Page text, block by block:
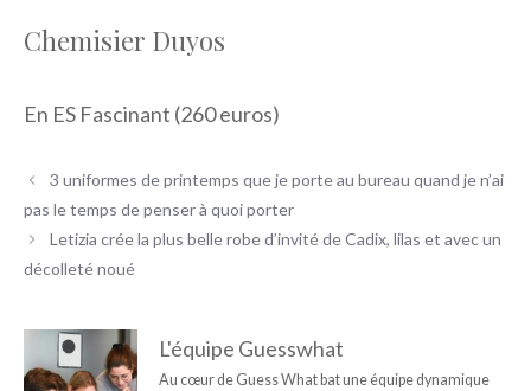
Chemisier Duyos
En ES Fascinant (260 euros)
3 uniformes de printemps que je porte au bureau quand je n’ai
pas le temps de penser à quoi porter
Letizia crée la plus belle robe d’invité de Cadix, lilas et avec un
décolleté noué
L'équipe Guesswhat
Au cœur de Guess What bat une équipe dynamique